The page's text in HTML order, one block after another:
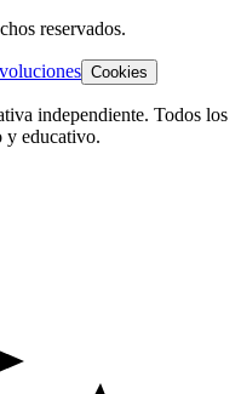
reservados.
Cookies
independiente. Todos los
y educativo.